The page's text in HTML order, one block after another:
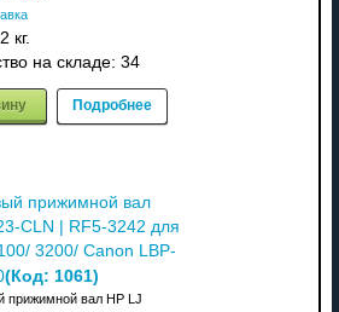
кг.
на складе: 34
Подробнее
прижимной вал
CLN | RF5-3242 для
3200/ Canon LBP-
(Код: 1061)
прижимной вал HP LJ